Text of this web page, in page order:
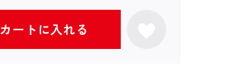
カートに入れる